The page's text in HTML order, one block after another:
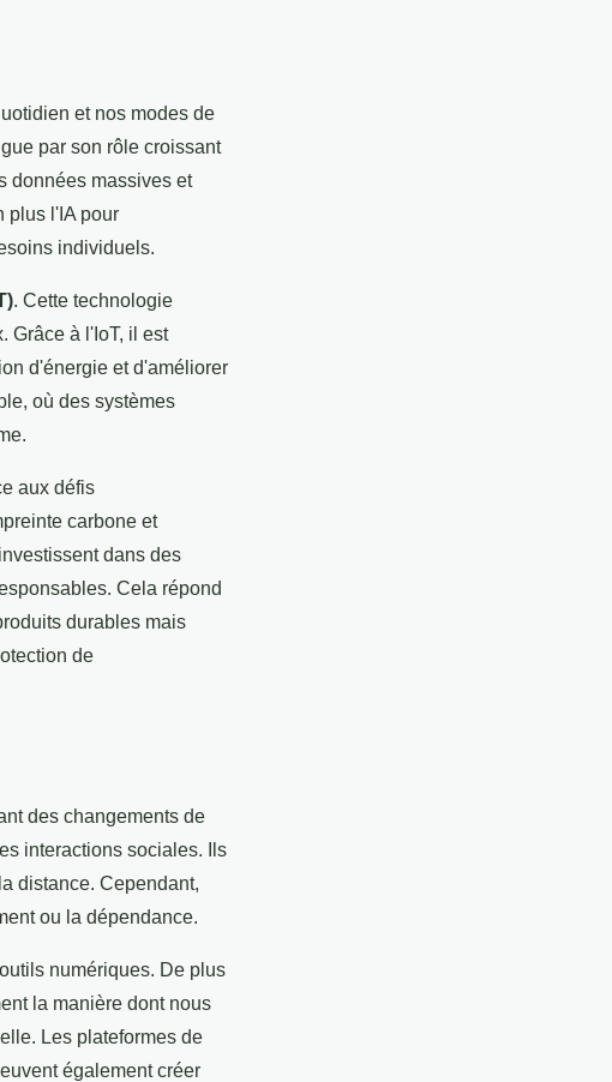
et nos modes de
par son rôle croissant
données massives et
plus l'IA pour
individuels.
. Cette technologie
Grâce à l'IoT, il est
d'énergie et d'améliorer
où des systèmes
aux défis
carbone et
dans des
Cela répond
durables mais
de
des changements de
interactions sociales. Ils
distance. Cependant,
ou la dépendance.
numériques. De plus
la manière dont nous
Les plateformes de
également créer